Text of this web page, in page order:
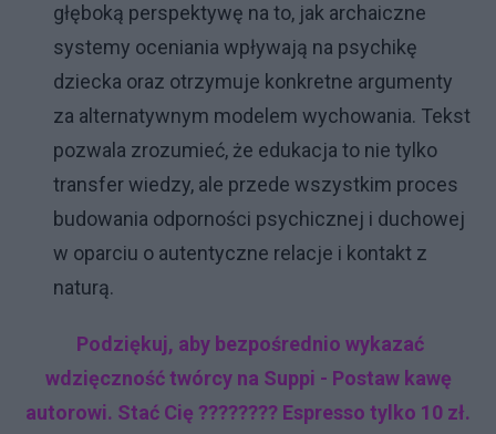
głęboką perspektywę na to, jak archaiczne
systemy oceniania wpływają na psychikę
dziecka oraz otrzymuje konkretne argumenty
za alternatywnym modelem wychowania. Tekst
pozwala zrozumieć, że edukacja to nie tylko
transfer wiedzy, ale przede wszystkim proces
budowania odporności psychicznej i duchowej
w oparciu o autentyczne relacje i kontakt z
naturą.
Podziękuj, aby bezpośrednio wykazać
wdzięczność twórcy na Suppi - Postaw kawę
autorowi. Stać Cię ???????? Espresso tylko 10 zł.